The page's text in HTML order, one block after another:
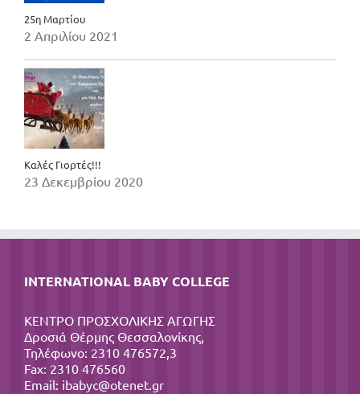
25η Μαρτίου
2 Απριλίου 2021
Καλές Γιορτές!!!
23 Δεκεμβρίου 2020
INTERNATIONAL BABY COLLEGE
ΚΕΝΤΡΟ ΠΡΟΣΧΟΛΙΚΗΣ ΑΓΩΓΗΣ
Δροσιά Θέρμης Θεσσαλονίκης,
Τηλέφωνο: 2310 476572,3
Fax: 2310 476560
Email: ibabyc@otenet.gr